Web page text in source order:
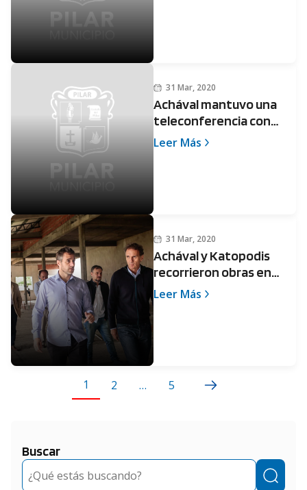
31 Mar, 2020
Achával mantuvo una
teleconferencia con
Alberto Fernández y los
Leer Más
31 Mar, 2020
Achával y Katopodis
recorrieron obras en
Pilar y acordaron
Leer Más
1 2 … 5
Buscar
Buscar